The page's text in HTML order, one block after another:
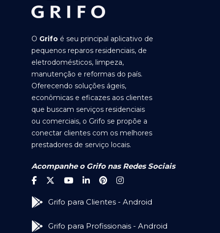
O Grifo é seu principal aplicativo de
pequenos reparos residenciais, de
eletrodomésticos, limpeza,
manutenção e reformas do país.
Oferecendo soluções ágeis,
econômicas e eficazes aos clientes
que buscam serviços residenciais
ou comerciais, o Grifo se propõe a
conectar clientes com os melhores
prestadores de serviço locais.
Acompanhe o Grifo nas Redes Sociais
Grifo para Clientes - Android
Grifo para Profissionais - Android